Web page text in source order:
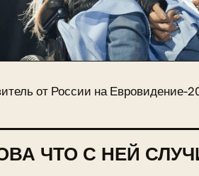
от России на Евровидение-
ЧТО С НЕЙ